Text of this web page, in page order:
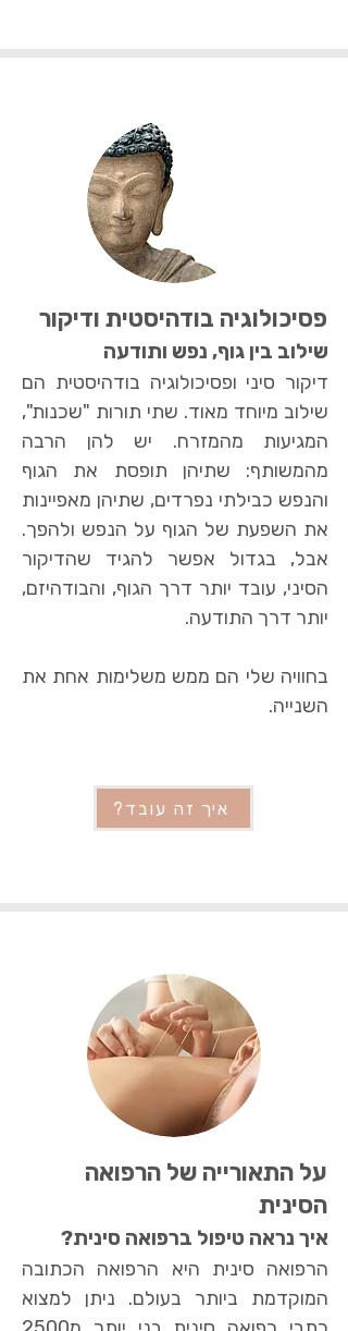
פסיכולוגיה בודהיסטית ודיקור
שילוב בין גוף, נפש ותודעה
דיקור סיני ופסיכולוגיה בודהיסטית הם
שילוב מיוחד מאוד. שתי תורות "שכנות",
המגיעות מהמזרח. יש להן הרבה
מהמשותף: שתיהן תופסת את הגוף
והנפש כבילתי נפרדים, שתיהן מאפיינות
את השפעת של הגוף על הנפש ולהפך.
אבל, בגדול אפשר להגיד שהדיקור
הסיני, עובד יותר דרך הגוף, והבודהיזם,
יותר דרך התודעה.
בחוויה שלי הם ממש משלימות אחת את
השנייה.
איך זה עובד?
על התאורייה של הרפואה
הסינית
איך נראה טיפול ברפואה סינית?
הרפואה סינית היא הרפואה הכתובה
המוקדמת ביותר בעולם. ניתן למצוא